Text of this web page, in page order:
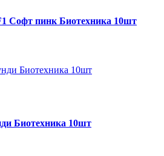
Софт пинк Биотехника 10шт
Биотехника 10шт